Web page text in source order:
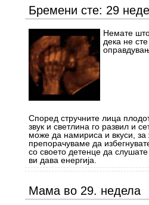
Бремени сте: 29
Немате
дека не
Според стручните лица
звук и светлина го развил и
може да намириса и вкуси,
препорачуваме да
со своето детенце да
ви дава енергија.
Мама во 29. недела